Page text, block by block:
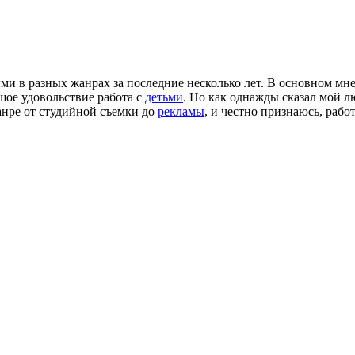
в разных жанрах за последние несколько лет. В основном
удовольствие работа с детьми. Но как однажды сказал мой
от студийной съемки до рекламы, и честно признаюсь,